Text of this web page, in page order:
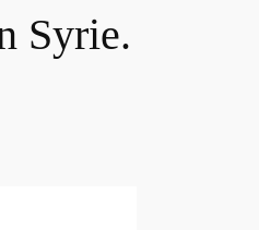
Syrie.